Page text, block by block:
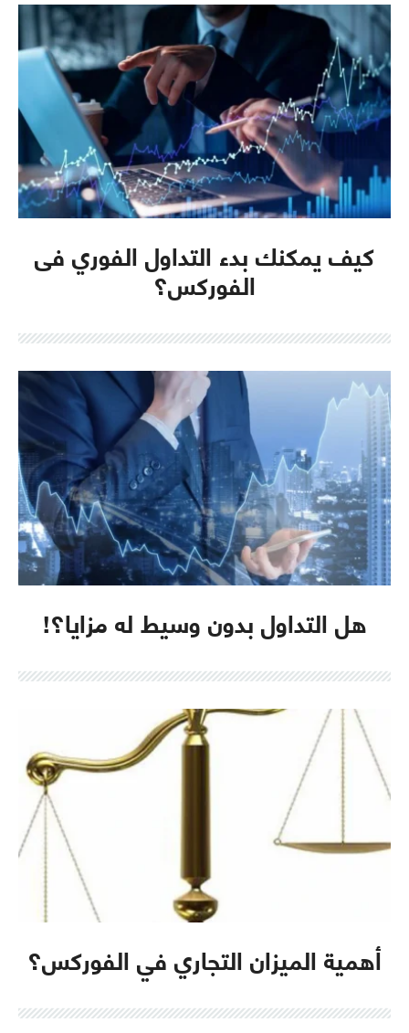
كيف يمكنك بدء التداول الفوري فى
الفوركس؟
هل التداول بدون وسيط له مزايا؟!
أهمية الميزان التجاري في الفوركس؟